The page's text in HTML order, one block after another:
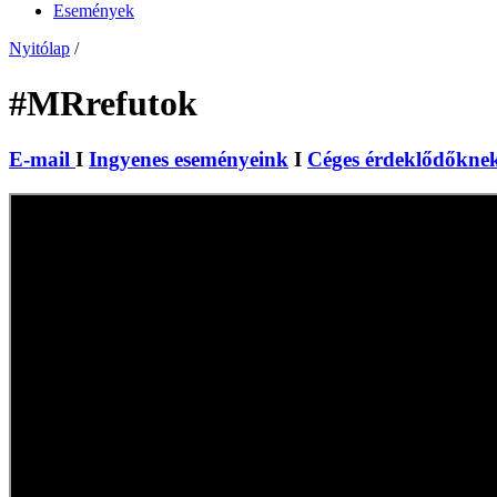
Események
Nyitólap /
#MRrefutok
E-mail I Ingyenes eseményeink I Céges